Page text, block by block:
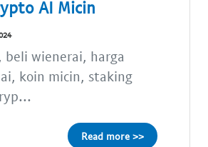
AI Micin
beli wienerai, harga
koin micin, staking
Read more >>